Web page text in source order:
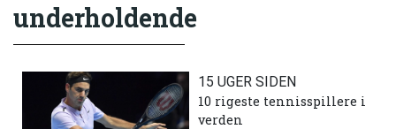
underholdende
15 UGER SIDEN
10 rigeste tennisspillere i
verden